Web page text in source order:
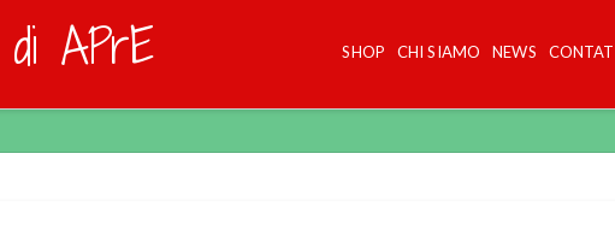
di APrE SHOP CHI SIAMO NEWS